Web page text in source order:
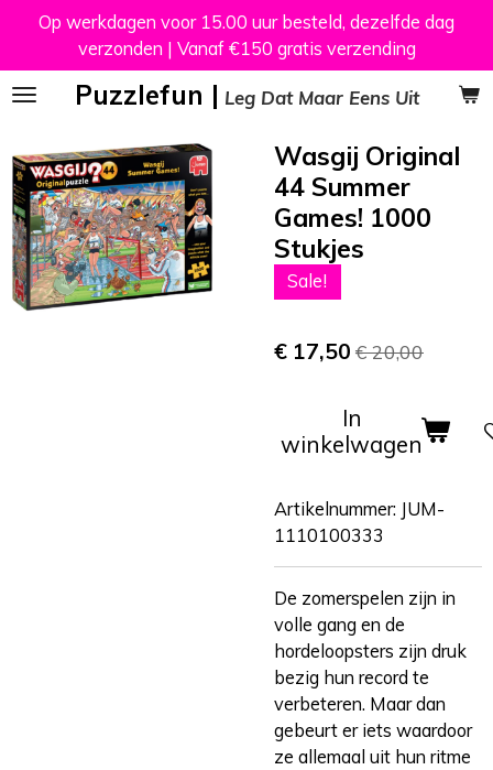
naar
de
Puzzlefun | Leg Dat Maar Eens Uit
Op werkdagen voor 15.00 uur besteld, dezelfde dag
verzonden | Vanaf €150 gratis verzending
Wasgij Original
44 Summer
Games! 1000
Stukjes
Sale!
€ 17,50 € 20,00
In
winkelwagen
Artikelnummer: JUM-
1110100333
De zomerspelen zijn in
volle gang en de
hordeloopsters zijn druk
bezig hun record te
verbeteren. Maar dan
gebeurt er iets waardoor
ze allemaal uit hun ritme